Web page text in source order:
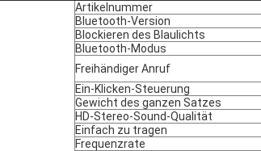
Artikelnummer
Bluetooth-Version
Blockieren des Blaulichts
Bluetooth-Modus
Freihändiger Anruf
Ein-Klicken-Steuerung
Gewicht des ganzen Satzes
HD-Stereo-Sound-Qualität
Einfach zu tragen
Frequenzrate